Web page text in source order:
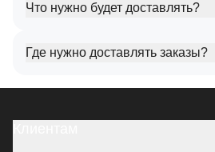
Что нужно будет доставлять?
Где нужно доставлять заказы?